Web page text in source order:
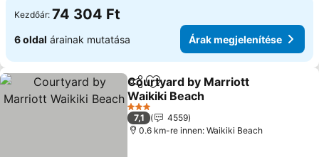
Kezdőár: 74 304 Ft
6 oldal árainak mutatása Árak megjelenítése
Megosztás
Hozzáadás a kedvencekhez
Courtyard by Marriott
Waikiki Beach
Árak megjelenítése
3 Kategória
7,1
4559
0.6 km-re innen: Waikiki Beach